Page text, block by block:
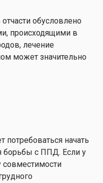
обусловлено
происходящими в
лечение
может значительно
начать
борьбы с ППД. Если у
совместимости